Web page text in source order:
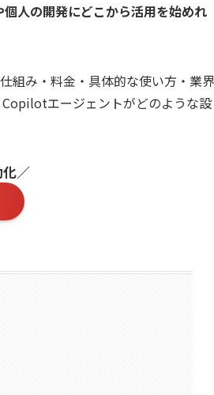
個人の開発にどこから活用を始めれ
組み・料金・具体的な使い方・業界
エージェントがどのような設
／